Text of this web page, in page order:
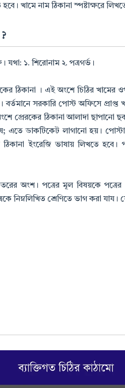
খামে নাম ঠিকানা স্পষ্টাক্ষরে
যথা: ১. শিরোনাম ২. পত্রগর্ভ।
ঠিকানা । এই অংশে চিঠির খামের
বর্তমানে সরকারি পোস্ট অফিসে প্রাপ্ত
প্রেরকের ঠিকানা আলাদা ছাপানো
এতে ডাকটিকেট লাগানো হয়।
ঠিকানা ইংরেজি ভাষায় লিখতে হবে।
অংশ। পত্রের মূল বিষয়কে পত্রের
নিম্নলিখিত শ্রেণিতে ভাগ করা যায।